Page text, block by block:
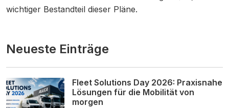
wichtiger Bestandteil dieser Pläne.
Neueste Einträge
Fleet Solutions Day 2026: Praxisnahe
Lösungen für die Mobilität von
morgen